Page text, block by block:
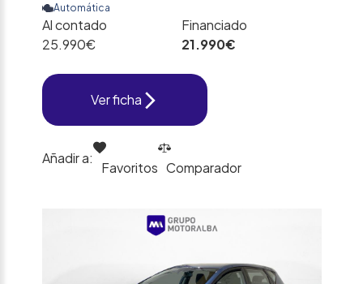
Automática
Al contado
25.990€
Financiado
21.990€
Ver ficha
Añadir a:
Favoritos Comparador